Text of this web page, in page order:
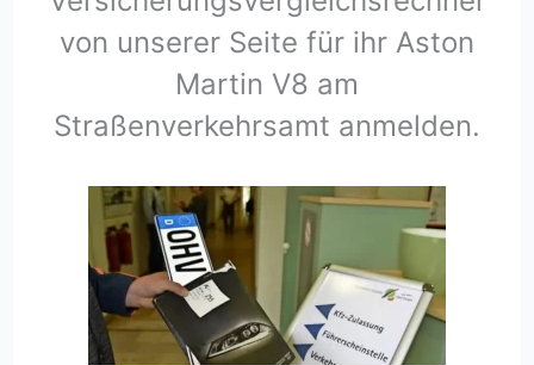
von unserer Seite für ihr Aston
Martin V8 am
Straßenverkehrsamt anmelden.